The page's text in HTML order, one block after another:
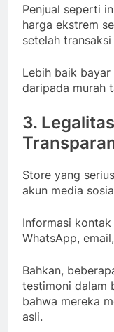
Penjual seperti
harga ekstrem
setelah
Lebih baik
daripada murah
3.
Store yang
akun media
Informasi
WhatsApp,
Bahkan,
testimoni dalam
bahwa mereka
asli.